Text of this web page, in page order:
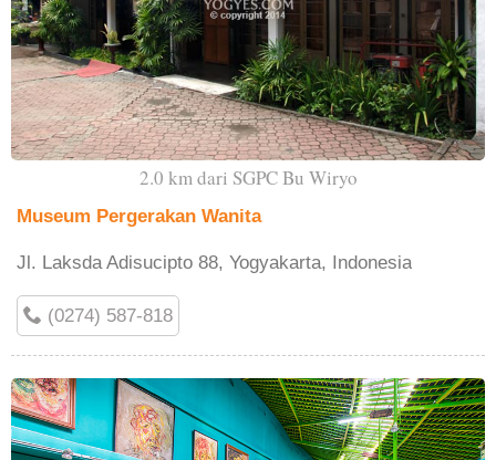
2.0 km dari SGPC Bu Wiryo
Museum Pergerakan Wanita
Jl. Laksda Adisucipto 88, Yogyakarta, Indonesia
(0274) 587-818